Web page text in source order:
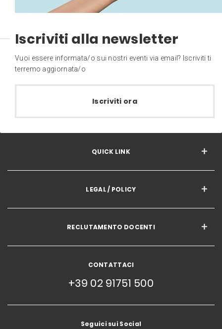
Iscriviti alla newsletter
Vuoi essere informata/o sui nostri eventi via email? Iscriviti ti
terremo aggiornata/o
Iscriviti ora
QUICK LINK
LEGAL / POLICY
RECLUTAMENTO DOCENTI
CONTATTACI
+39 02 91751 500
Seguici sui Social